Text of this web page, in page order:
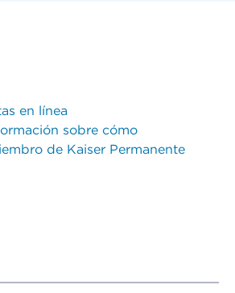
en línea
sobre cómo
de Kaiser Permanente